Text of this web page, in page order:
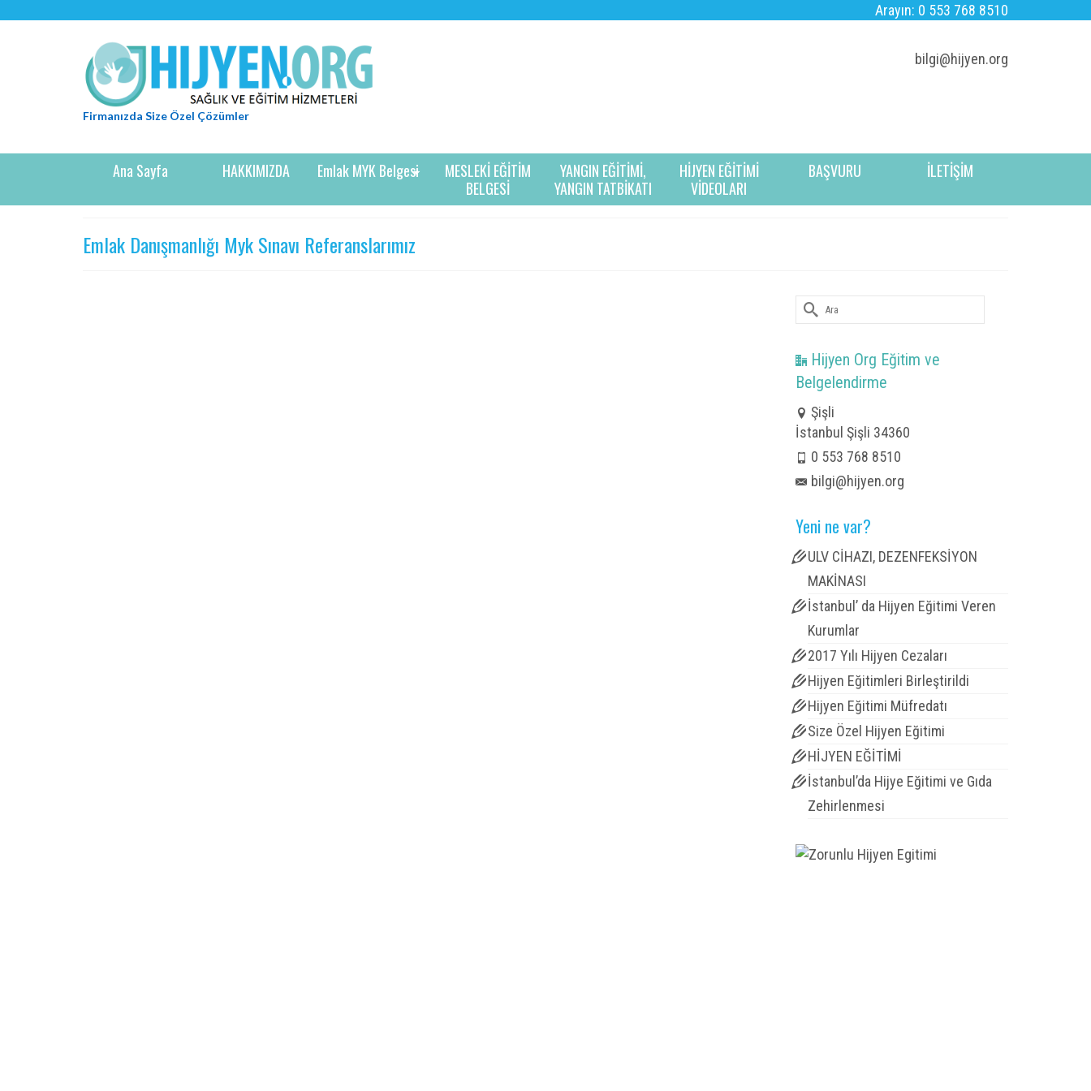
Arayın: 0 553 768 8510
Firmanızda Size Özel Çözümler
bilgi@hijyen.org
Ana Sayfa HAKKIMIZDA Emlak MYK Belgesi
MESLEKİ EĞİTİM
BELGESİ
YANGIN EĞİTİMİ,
YANGIN TATBİKATI
HİJYEN EĞİTİMİ
VİDEOLARI
BAŞVURU İLETİŞİM
Emlak Danışmanlığı Myk Sınavı Referanslarımız
Şunu
ara:
Hijyen Org Eğitim ve
Belgelendirme
Şişli
İstanbul Şişli 34360
0 553 768 8510
bilgi@hijyen.org
Yeni ne var?
ULV CİHAZI, DEZENFEKSİYON
MAKİNASI
İstanbul’ da Hijyen Eğitimi Veren
Kurumlar
2017 Yılı Hijyen Cezaları
Hijyen Eğitimleri Birleştirildi
Hijyen Eğitimi Müfredatı
Size Özel Hijyen Eğitimi
HİJYEN EĞİTİMİ
İstanbul’da Hijye Eğitimi ve Gıda
Zehirlenmesi